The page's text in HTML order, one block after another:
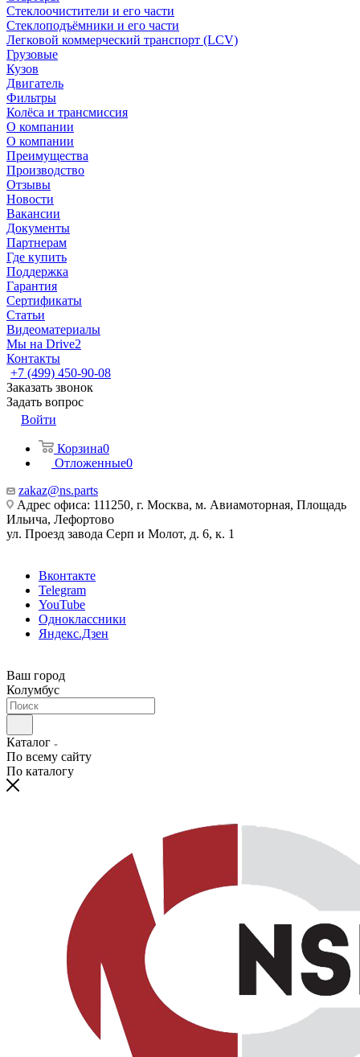
Стеклоочистители и его части
Стеклоподъёмники и его части
Легковой коммерческий транспорт (LCV)
Грузовые
Кузов
Двигатель
Фильтры
Колёса и трансмиссия
О компании
О компании
Преимущества
Производство
Отзывы
Новости
Вакансии
Документы
Партнерам
Где купить
Поддержка
Гарантия
Сертификаты
Статьи
Видеоматериалы
Мы на Drive2
Контакты
+7 (499) 450-90-08
Заказать звонок
Задать вопрос
Войти
Корзина0
Отложенные0
zakaz@ns.parts
Адрес офиса: 111250, г. Москва, м. Авиамоторная, Площадь
Ильича, Лефортово
ул. Проезд завода Серп и Молот, д. 6, к. 1
Вконтакте
Telegram
YouTube
Одноклассники
Яндекс.Дзен
Ваш город
Колумбус
Каталог
По всему сайту
По каталогу